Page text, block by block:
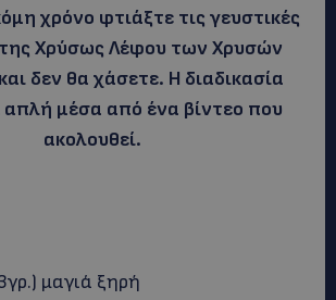
χρόνο φτιάξτε τις γευστικές
Χρύσως Λέφου των Χρυσών
δεν θα χάσετε. Η διαδικασία
απλή μέσα από ένα βίντεο που
ακολουθεί.
μαγιά ξηρή